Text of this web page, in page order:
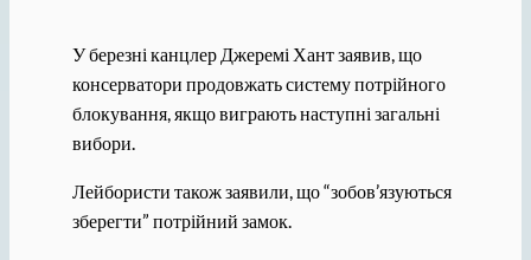
У березні канцлер Джеремі Хант заявив, що
консерватори продовжать систему потрійного
блокування, якщо виграють наступні загальні
вибори.
Лейбористи також заявили, що “зобов’язуються
зберегти” потрійний замок.